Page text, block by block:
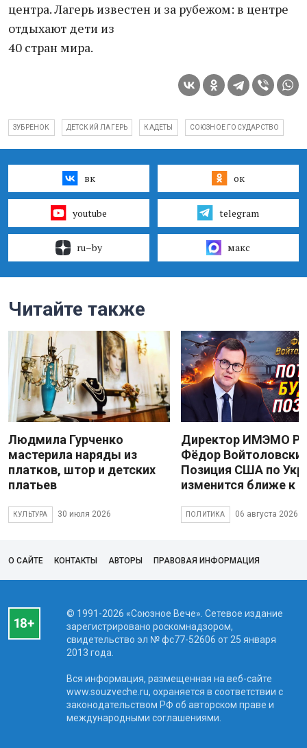
центра. Лагерь известен и за рубежом: в центре
отдыхают дети из
40 стран мира.
ЗУБРЕНОК ДЕТСКИЙ ЛАГЕРЬ КАДЕТЫ СОЮЗНОЕ ГОСУДАРСТВО
вк ок
youtube telegram
ru–by макс
Читайте также
Людмила Гурченко
мастерила наряды из
платков, штор и детских
платьев
КУЛЬТУРА 30 июля 2026
Директор ИМЭМО
Фёдор
Позиция США по
изменится ближе к
ПОЛИТИКА 06 августа 2026
О САЙТЕ КОНТАКТЫ АВТОРЫ ПРАВОВАЯ ИНФОРМАЦИЯ
© 1991-2026 «Союзное Вече». Сетевое издание
зарегистрировано роскомнадзором,
свидетельство эл № фc77-52606 от 25 января
2013 года.
Вся информация, размещенная на веб-сайте
www.souzveche.ru, охраняется в соответствии с
законодательством РФ об авторском праве и
международными соглашениями.